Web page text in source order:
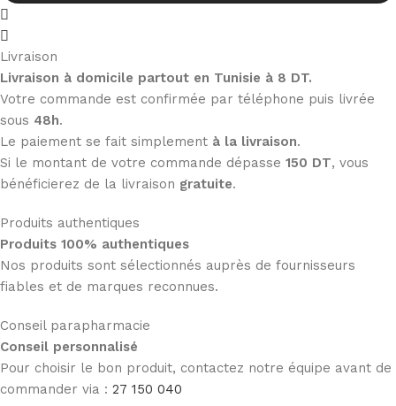
Livraison
Livraison à domicile partout en Tunisie à 8 DT.
Votre commande est confirmée par téléphone puis livrée
sous 48h.
Le paiement se fait simplement à la livraison.
Si le montant de votre commande dépasse 150 DT, vous
bénéficierez de la livraison gratuite.
Produits authentiques
Produits 100% authentiques
Nos produits sont sélectionnés auprès de fournisseurs
fiables et de marques reconnues.
Conseil parapharmacie
Conseil personnalisé
Pour choisir le bon produit, contactez notre équipe avant de
commander via : 27 150 040